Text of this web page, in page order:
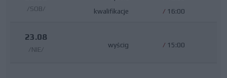
/SOB/
kwalifikacje
/ 16:00
23.08
/NIE/
wyścig / 15:00